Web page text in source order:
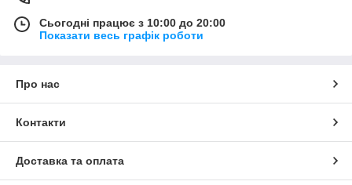
Сьогодні працює з 10:00 до 20:00
Показати весь графік роботи
Про нас
Контакти
Доставка та оплата